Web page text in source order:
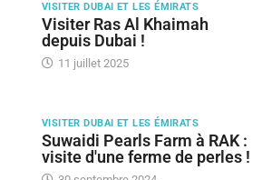
VISITER DUBAI ET LES ÉMIRATS
Visiter Ras Al Khaimah
depuis Dubai !
11 juillet 2025
VISITER DUBAI ET LES ÉMIRATS
Suwaidi Pearls Farm à RAK :
visite d'une ferme de perles !